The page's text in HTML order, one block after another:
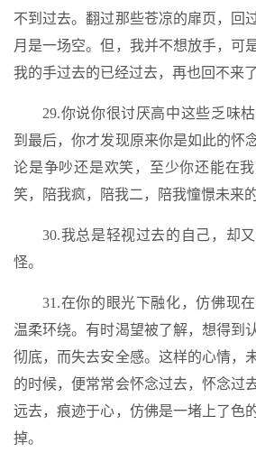
不到过去。翻过那些苍凉的扉页，回
月是一场空。但，我并不想放手，可
我的手过去的已经过去，再也回不来了
29.你说你很讨厌高中这些乏味
到最后，你才发现原来你是如此的怀
论是争吵还是欢笑，至少你还能在
笑，陪我疯，陪我二，陪我憧憬未来的
30.我总是轻视过去的自己，却
怪。
31.在你的眼光下融化，仿佛现
温柔环绕。有时渴望被了解，想得到
彻底，而失去安全感。这样的心情，
的时候，便常常会怀念过去，怀念过
远去，痕迹于心，仿佛是一堵上了色
掉。